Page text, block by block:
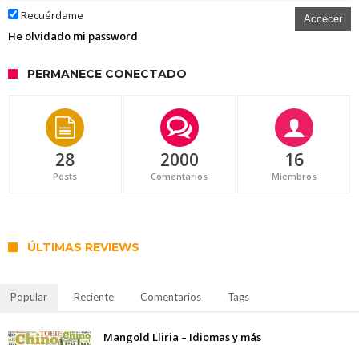
Recuérdame Accecer
He olvidado mi password
PERMANECE CONECTADO
28
Posts
2000
Comentarios
16
Miembros
ÚLTIMAS REVIEWS
Popular Reciente Comentarios Tags
Mangold Lliria – Idiomas y más